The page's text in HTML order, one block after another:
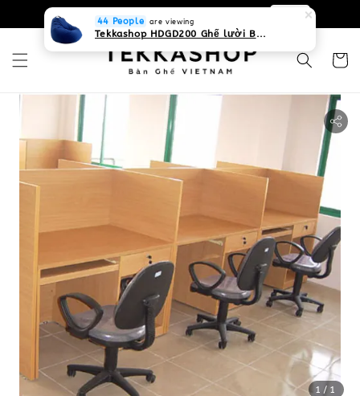
0931268840 Liên hệ với chúng tôi
1 /1
44 People are viewing
Tekkashop HDGD200 Ghế lười Beanbag form truyền thống, chất liệu Olefin canvas kháng nước, màu xanh biển, có thể sử dụng trong nhà và cả ngoài trời, có quai xách